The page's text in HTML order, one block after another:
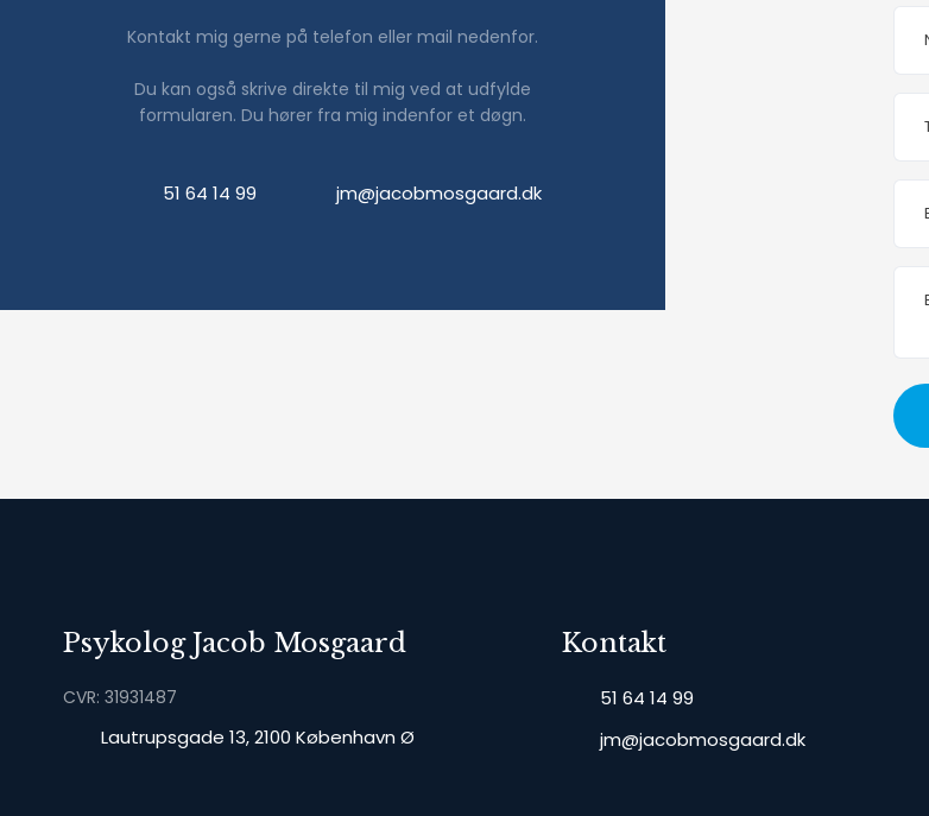
Kontakt mig gerne på telefon eller mail nedenfor.
​Du kan også skrive direkte til mig ved at udfylde
formularen. Du hører fra mig indenfor et døgn.
51 64 14 99 jm@jacobmosgaard.dk​
Psykolog Jacob Mosgaard
CVR: 31931487
​Lautrupsgade 13, 2100 København Ø
Kontakt
51 64 14 99
jm@jacobmosgaard.dk​